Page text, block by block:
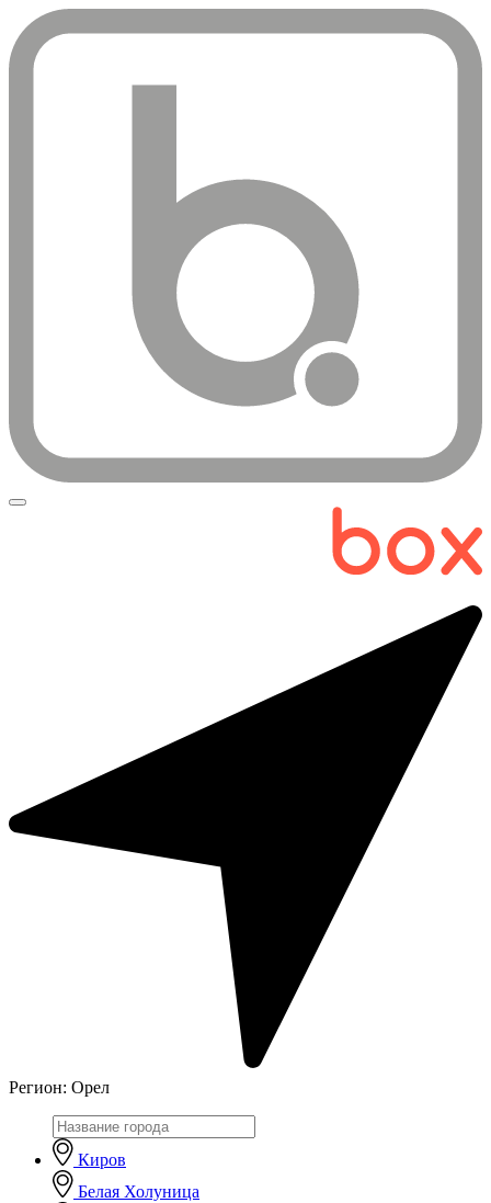
Регион: Орел
Киров
Белая Холуница